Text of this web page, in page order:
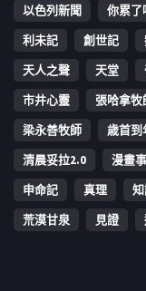
以色列新聞
你累了
利未記
創世記
天人之聲
天堂
市井心靈
張哈拿牧
梁永善牧師
歳首到
清晨妥拉2.0
漫畫
申命記
真理
荒漠甘泉
見證